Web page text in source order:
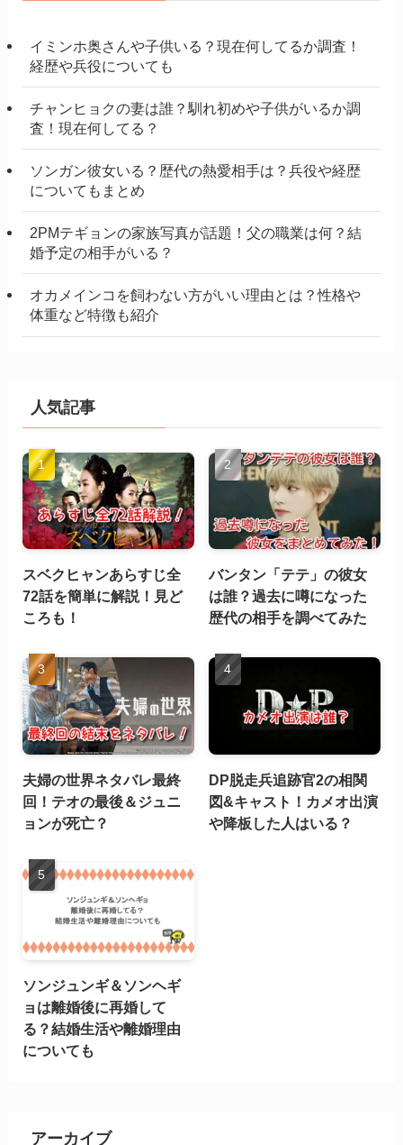
イミンホ奥さんや子供いる？現在何してるか調査！
経歴や兵役についても
チャンヒョクの妻は誰？馴れ初めや子供がいるか調
査！現在何してる？
ソンガン彼女いる？歴代の熱愛相手は？兵役や経歴
についてもまとめ
2PMテギョンの家族写真が話題！父の職業は何？結
婚予定の相手がいる？
オカメインコを飼わない方がいい理由とは？性格や
体重など特徴も紹介
人気記事
スベクヒャンあらすじ全
72話を簡単に解説！見ど
ころも！
バンタン「テテ」の彼女
は誰？過去に噂になった
歴代の相手を調べてみた
夫婦の世界ネタバレ最終
回！テオの最後＆ジュニ
ョンが死亡？
DP脱走兵追跡官2の相関
図&キャスト！カメオ出演
や降板した人はいる？
ソンジュンギ＆ソンヘギ
ョは離婚後に再婚して
る？結婚生活や離婚理由
についても
アーカイブ